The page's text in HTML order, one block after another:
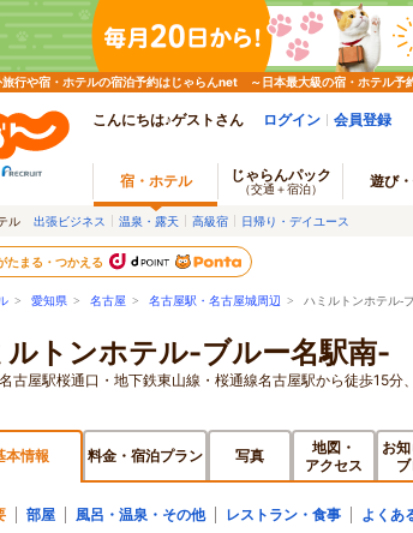
旅行や宿・ホテルの宿泊予約はじゃらんnet ～日本最大級の宿・ホテル予
こんにちは♪ゲストさん ログイン 会員登録
宿・ホテル じゃらんパック
（交通＋宿泊） 遊び
ル 出張ビジネス 温泉・露天 高級宿 日帰り・デイユース
たまる・つかえる
> 愛知県 > 名古屋 > 名古屋駅・名古屋城周辺 > ハミルトンホテル-
ルトンホテル-ブルー名駅南-
名古屋駅桜通口・地下鉄東山線・桜通線名古屋駅から徒歩15
本情報 料金・宿泊プラン 写真
地図・
アクセス
お知
部屋 風呂・温泉・その他 レストラン・食事 よくあ